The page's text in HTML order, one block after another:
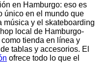
en Hamburgo: eso es
único en el mundo que
música y el skateboarding
local de Hamburgo-
tienda en línea y
tablas y accesorios. El
ofrece todo lo que el